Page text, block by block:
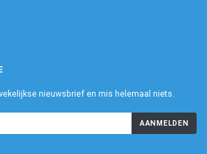
nieuwsbrief en mis helemaal niets.
AANMELDEN